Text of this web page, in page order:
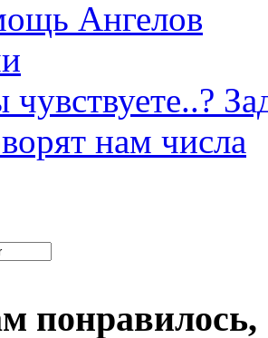
Ангелов
нам числа
понравилось,